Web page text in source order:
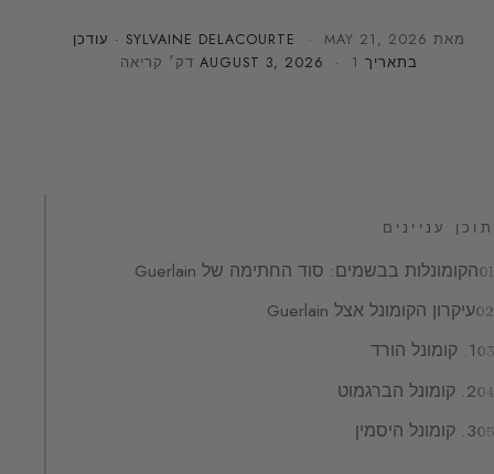
מאת SYLVAINE DELACOURTE · MAY 21, 2026
· עודכן
בתאריך
AUGUST 3, 2026 · 1 דק׳ קריאה
תוכן עניינים
הקומונלות בבשמים: סוד החתימה של Guerlain
עיקרון הקומונל אצל Guerlain
1. קומונל הורד
2. קומונל הברגמוט
3. קומונל היסמין